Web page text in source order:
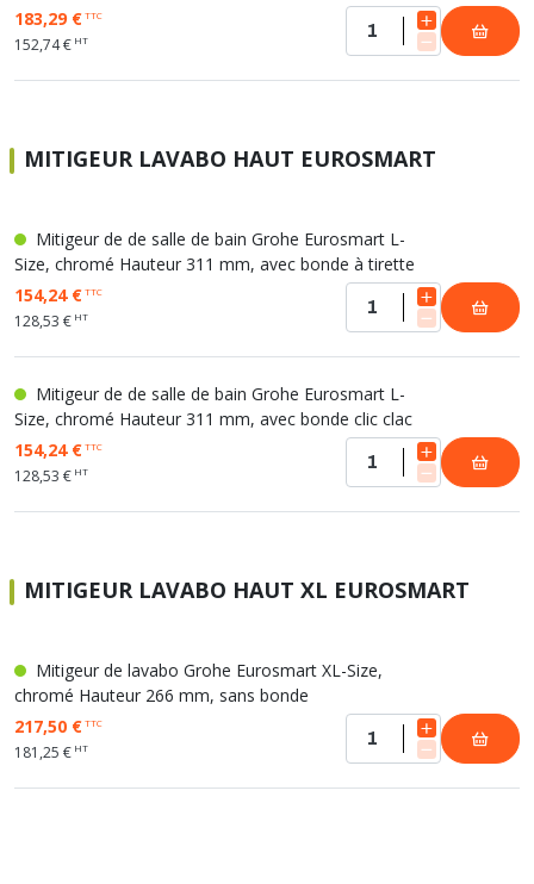
183,29 €TTC
152,74 € HT
MITIGEUR LAVABO HAUT EUROSMART
Mitigeur de de salle de bain Grohe Eurosmart L-
Size, chromé Hauteur 311 mm, avec bonde à tirette
154,24 €TTC
128,53 € HT
Mitigeur de de salle de bain Grohe Eurosmart L-
Size, chromé Hauteur 311 mm, avec bonde clic clac
154,24 €TTC
128,53 € HT
MITIGEUR LAVABO HAUT XL EUROSMART
Mitigeur de lavabo Grohe Eurosmart XL-Size,
chromé Hauteur 266 mm, sans bonde
217,50 €TTC
181,25 € HT